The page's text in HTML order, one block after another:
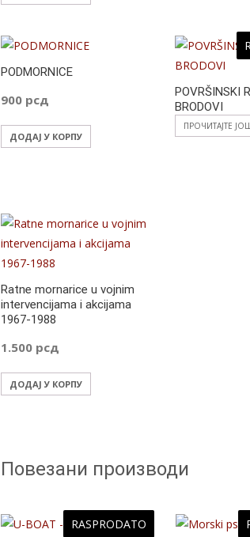
PODMORNICE
900 рсд
ДОДАЈ У КОРПУ
POVRŠINSKI
BRODOVI
ПРОЧИТАЈТЕ
Ratne mornarice u vojnim
intervencijama i akcijama
1967-1988
1.500 рсд
ДОДАЈ У КОРПУ
Повезани производи
RASPRODATO